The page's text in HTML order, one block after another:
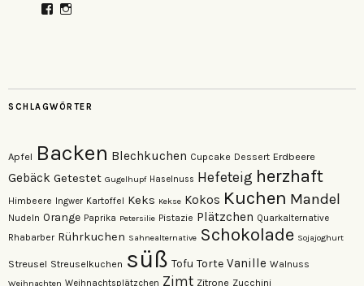
ProfilProfil
SCHLAGWÖRTER
Apfel Backen Blechkuchen Cupcake Dessert Erdbeere
Gebäck Getestet Gugelhupf Haselnuss Hefeteig herzhaft
Himbeere Ingwer Kartoffel Keks Kekse Kokos Kuchen Mandel
Nudeln Orange Paprika Petersilie Pistazie Plätzchen Quarkalternative
Rhabarber Rührkuchen Sahnealternative Schokolade Sojajoghurt
Streusel Streuselkuchen süß Tofu Torte Vanille Walnuss
Weihnachten Weihnachtsplätzchen Zimt Zitrone Zucchini